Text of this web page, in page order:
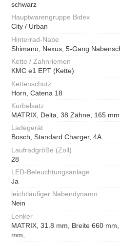
schwarz
Hauptwarengruppe Bidex
City / Urban
Hinterrad-Nabe
Shimano, Nexus, 5-Gang
Kette / Zahnriemen
KMC e1 EPT (Kette)
Kettenschutz
Horn, Catena 18
Kurbelsatz
MATRIX, Delta, 38 Zähne, 165 mm
Ladegerät
Bosch, Standard Charger, 4A
Laufradgröße (Zoll)
28
LED-Beleuchtungsanlage
Ja
leichtläufiger Nabendynamo
Nein
Lenker
MATRIX, 31.8 mm, Breite 660
mm,